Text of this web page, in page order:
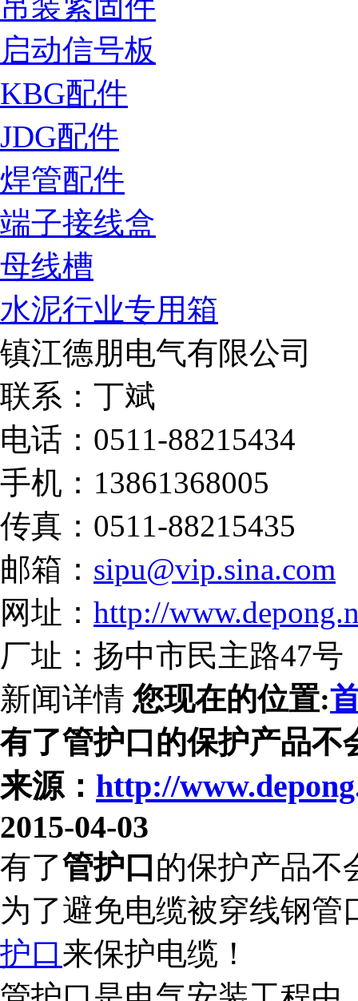
启动信号板
KBG配件
JDG配件
焊管配件
端子接线盒
母线槽
水泥行业专用箱
镇江德朋电气有限公司
联系：丁斌
电话：0511-88215434
手机：13861368005
传真：0511-88215435
邮箱： sipu@vip.sina.com
网址： http://
厂址：扬中市民主路47号
新闻详情 您现在的位置:
有了管护口的保护产品不
来源： http://
2015-04-03
有了管护口 的保护产品不
为了避免电缆被穿线钢
护口来保护电缆！